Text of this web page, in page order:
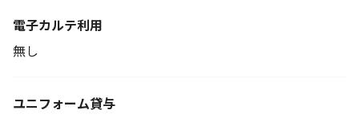
電子カルテ利用
無し
ユニフォーム貸与